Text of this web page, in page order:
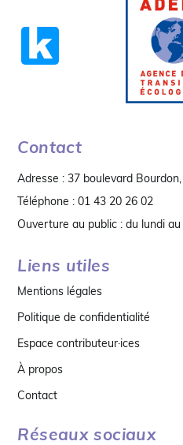
Contact
Adresse : 37 boulevard
Téléphone : 01 43 20 26 02
Ouverture au public : du lundi
Liens utiles
Mentions légales
Politique de confidentialité
Espace contributeur·ices
À propos
Contact
Réseaux sociaux